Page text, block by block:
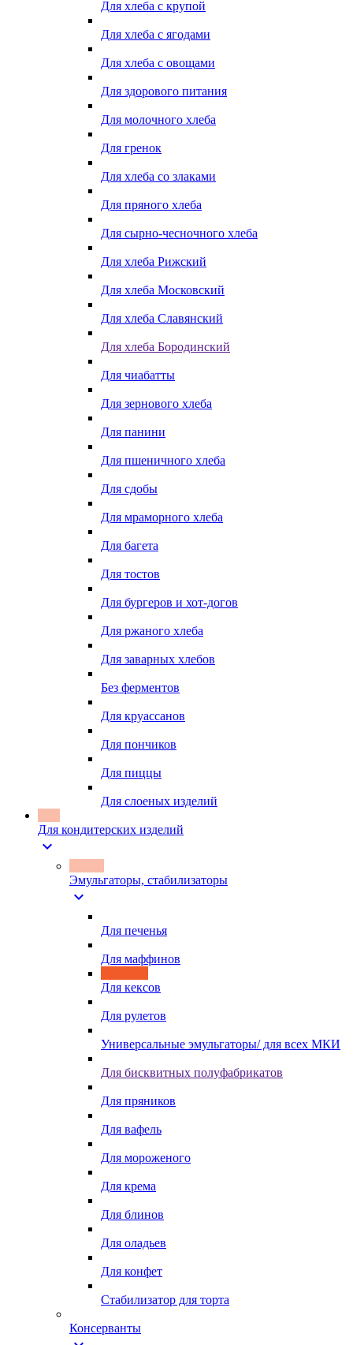
Для хлеба с крупой
Для хлеба с ягодами
Для хлеба с овощами
Для здорового питания
Для молочного хлеба
Для гренок
Для хлеба со злаками
Для пряного хлеба
Для сырно-чесночного хлеба
Для хлеба Рижский
Для хлеба Московский
Для хлеба Славянский
Для хлеба Бородинский
Для чиабатты
Для зернового хлеба
Для панини
Для пшеничного хлеба
Для сдобы
Для мраморного хлеба
Для багета
Для тостов
Для бургеров и хот-догов
Для ржаного хлеба
Для заварных хлебов
Без ферментов
Для круассанов
Для пончиков
Для пиццы
Для слоеных изделий
Для кондитерских изделий
expand_more
Эмульгаторы, стабилизаторы
expand_more
Для печенья
Для маффинов
Для кексов
Для рулетов
Универсальные эмульгаторы/ для всех МКИ
Для бисквитных полуфабрикатов
Для пряников
Для вафель
Для мороженого
Для крема
Для блинов
Для оладьев
Для конфет
Стабилизатор для торта
Консерванты